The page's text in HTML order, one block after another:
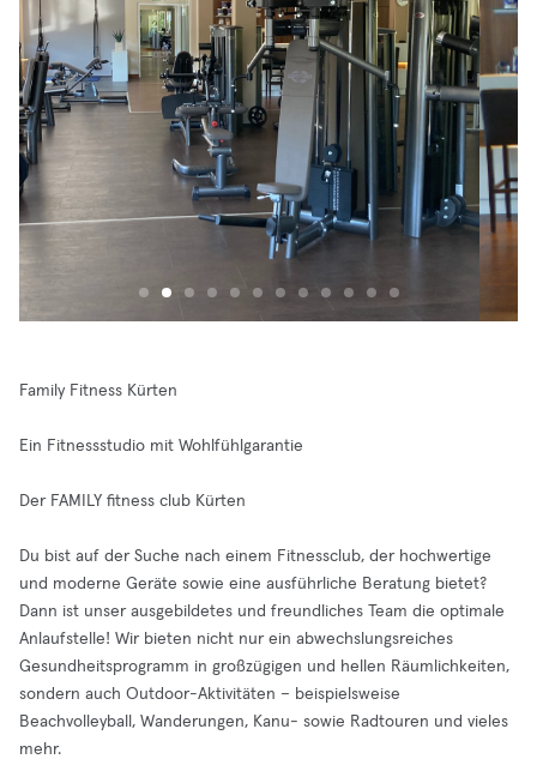
Family Fitness Kürten
Ein Fitness­studio mit Wohlfühlgarantie
Der FAMILY fitness club Kürten
Du bist auf der Suche nach einem Fitnessclub, der hochwertige
und moderne Geräte sowie eine ausführliche Beratung bietet?
Dann ist unser ausgebildetes und freundliches Team die optimale
Anlaufstelle! Wir bieten nicht nur ein abwechslungsreiches
Gesundheitsprogramm in großzügigen und hellen Räumlichkeiten,
sondern auch Outdoor-Aktivitäten – beispielsweise
Beachvolleyball, Wanderungen, Kanu- sowie Radtouren und vieles
mehr.